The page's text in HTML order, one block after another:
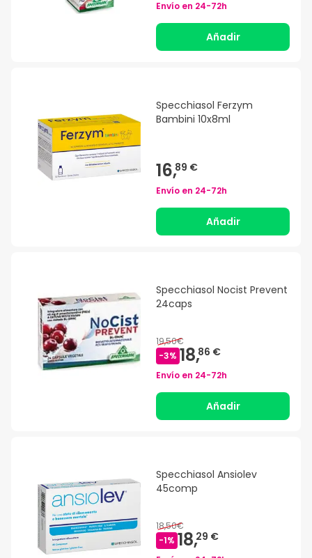
Envío en 24-72h
Añadir
Specchiasol Ferzym
Bambini 10x8ml
16,89 €
Envío en 24-72h
Añadir
Specchiasol Nocist Prevent
24caps
19,50€
-3% 18,86 €
Envío en 24-72h
Añadir
Specchiasol Ansiolev
45comp
18,50€
-1% 18,29 €